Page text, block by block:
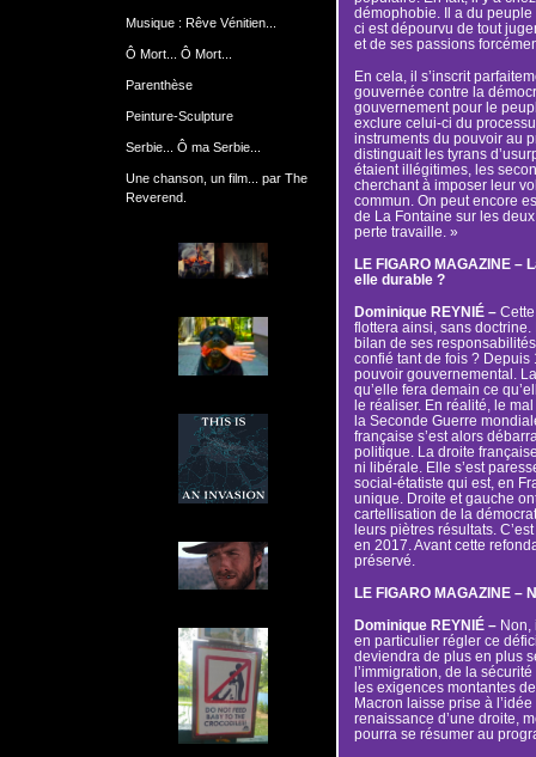
Musique : Rêve Vénitien...
Ô Mort... Ô Mort...
Parenthèse
Peinture-Sculpture
Serbie... Ô ma Serbie...
Une chanson, un film... par The
Reverend.
démophobie. Il a du
ci est dépourvu de tout
et de ses passions
En cela, il s’inscrit
gouvernée contre la
gouvernement pour le
exclure celui-ci du
instruments du pouvoir au
distinguait les tyrans
étaient illégitimes, les
cherchant à imposer leur
commun. On peut encore
de La Fontaine sur les
perte travaille. »
LE FIGARO MAGAZINE –
elle durable ?
Dominique REYNIÉ –
flottera ainsi, sans doctrine.
bilan de ses
confié tant de fois ?
pouvoir gouvernemental.
qu’elle fera demain ce
le réaliser. En réalité, le
la Seconde Guerre
française s’est alors
politique. La droite
ni libérale. Elle s’est
social-étatiste qui est, en
unique. Droite et gauche
cartellisation de la
leurs piètres résultats.
en 2017. Avant cette
préservé.
LE FIGARO MAGAZINE –
Dominique REYNIÉ –Non,
en particulier régler ce
deviendra de plus en plus
l’immigration, de la
les exigences montantes
Macron laisse prise à
renaissance d’une droite,
pourra se résumer au